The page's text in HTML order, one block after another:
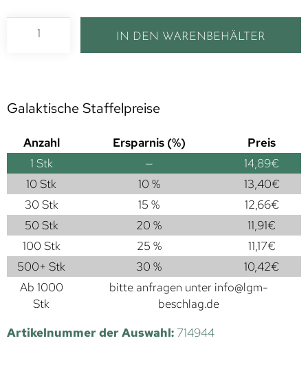
IN DEN WARENBEHÄLTER
Galaktische Staffelpreise
Anzahl Ersparnis (%)
Preis
1 Stk — 14,89€
10 Stk
10 % 13,40€
30 Stk
15 % 12,66€
50 Stk
20 % 11,91€
100 Stk
25 % 11,17€
500+ Stk
30 % 10,42€
Ab 1000
Stk
bitte anfragen unter info@lgm-
beschlag.de
Artikelnummer der Auswahl: 714944